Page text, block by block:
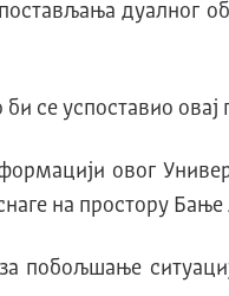
дуалног
се успоставио овај
овог
на простору
побољшање